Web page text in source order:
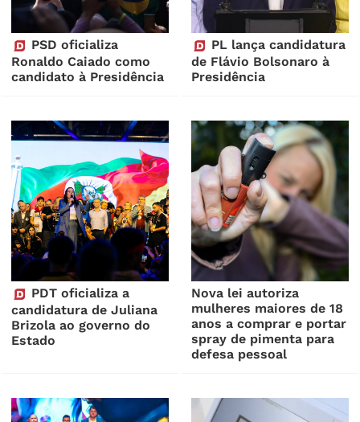
PSD oficializa
Ronaldo Caiado como
candidato à Presidência
PL lança candidatura
de Flávio Bolsonaro à
Presidência
PDT oficializa a
candidatura de Juliana
Brizola ao governo do
Estado
Nova lei autoriza
mulheres maiores de 18
anos a comprar e portar
spray de pimenta para
defesa pessoal